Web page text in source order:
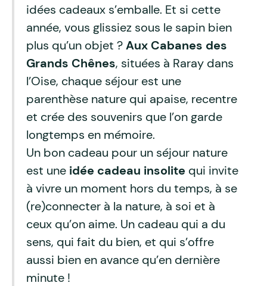
idées cadeaux s’emballe. Et si cette
année, vous glissiez sous le sapin bien
plus qu’un objet ?Aux Cabanes des
Grands Chênes, situées à Raray dans
l’Oise, chaque séjour est une
parenthèse nature qui apaise, recentre
et crée des souvenirs que l’on garde
longtemps en mémoire.
Un bon cadeau pour un séjour nature
est une idée cadeau insolite qui invite
à vivre un moment hors du temps, à se
(re)connecter à la nature, à soi et à
ceux qu’on aime. Un cadeau qui a du
sens, qui fait du bien, et qui s’offre
aussi bien en avance qu’en dernière
minute !